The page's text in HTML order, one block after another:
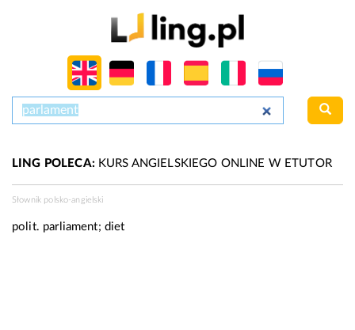
LING POLECA:KURS ANGIELSKIEGO ONLINE W ETUTOR
Słownik polsko-angielski
polit. parliament; diet